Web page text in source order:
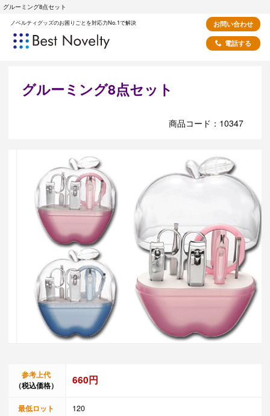
グルーミング8点セット
ノベルティグッズのお困りごとを対応力No.1で解決
お問い合わせ
電話する
グルーミング8点セット
商品コード：10347
参考上代
（税込価格）
660円
最低ロット 120